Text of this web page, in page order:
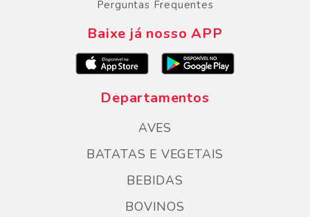
Perguntas Frequentes
Baixe já nosso APP
Departamentos
AVES
BATATAS E VEGETAIS
BEBIDAS
BOVINOS